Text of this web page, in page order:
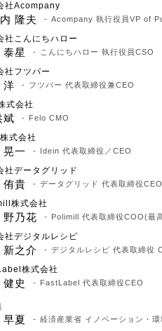
社Acompany
隆夫 Acompany 執行役員VP of
社こんにちハロー
星 こんにちハロー 執行役員CSO
社フツパー
洋 フツパー 代表取締役兼CEO
式会社
斌 Felo CMO
式会社
晃一 Idein 代表取締役／CEO
社データグリッド
侑貴 データグリッド 代表取締役CEO
株式会社
野乃花 Polimill 代表取締役COO(最
社デジタルレシピ
新之介 デジタルレシピ 代表取締役
株式会社
史 FastLabel 代表取締役CEO
早夏 経済産業省 イノベーション・